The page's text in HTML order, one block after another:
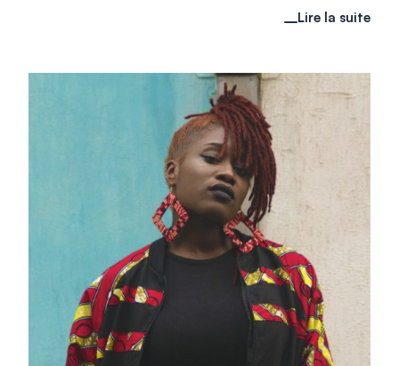
Lire la suite